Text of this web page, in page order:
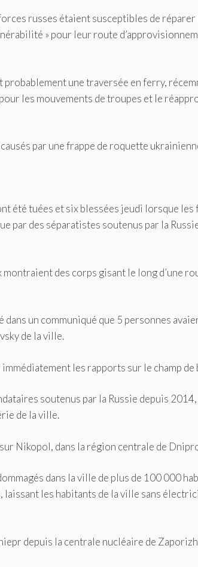
russes étaient susceptibles de
» pour leur route
une traversée en ferry,
les mouvements de troupes et le
par une frappe de roquette
été tuées et six blessées jeudi lorsque
par des séparatistes soutenus par la
des corps gisant le long d’une
un communiqué que 5 personnes
de la ville.
les rapports sur le champ de
soutenus par la Russie depuis
de la ville.
Nikopol, dans la région centrale de
dans la ville de plus de 100 000
les habitants de la ville sans
depuis la centrale nucléaire de